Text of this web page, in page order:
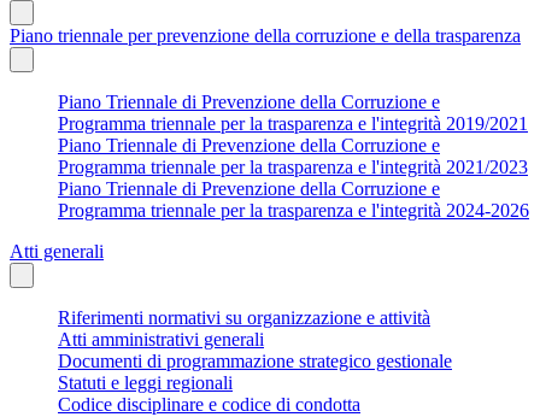
Piano triennale per prevenzione della corruzione e della trasparenza
Piano Triennale di Prevenzione della Corruzione e
Programma triennale per la trasparenza e l'integrità 2019/2021
Piano Triennale di Prevenzione della Corruzione e
Programma triennale per la trasparenza e l'integrità 2021/2023
Piano Triennale di Prevenzione della Corruzione e
Programma triennale per la trasparenza e l'integrità 2024-2026
Atti generali
Riferimenti normativi su organizzazione e attività
Atti amministrativi generali
Documenti di programmazione strategico gestionale
Statuti e leggi regionali
Codice disciplinare e codice di condotta